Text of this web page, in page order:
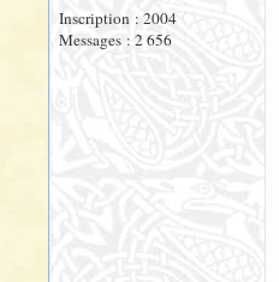
Inscription : 2004
Messages : 2 656